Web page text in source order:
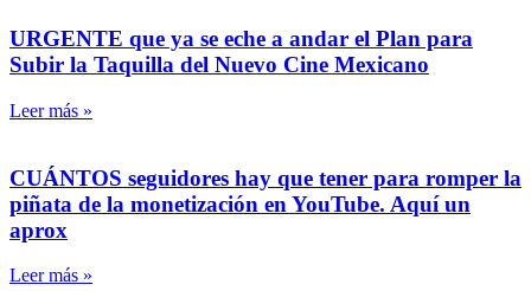
URGENTE que ya se eche a andar el Plan para
Subir la Taquilla del Nuevo Cine Mexicano
Leer más »
CUÁNTOS seguidores hay que tener para romper la
piñata de la monetización en YouTube. Aquí un
aprox
Leer más »